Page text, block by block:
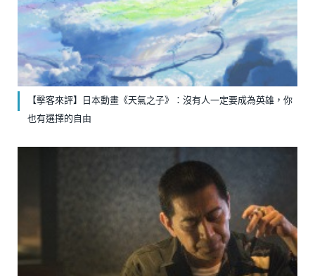
【擊客來評】日本動畫《天氣之子》：沒有人一定要成為英雄，你
也有選擇的自由